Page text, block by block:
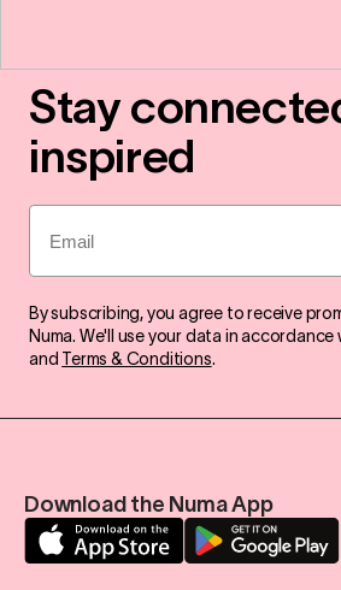
Stay
inspired
Email
By subscribing, you agree to receive
Numa. We'll use your data in accordance
and Terms & Conditions.
Download the Numa App